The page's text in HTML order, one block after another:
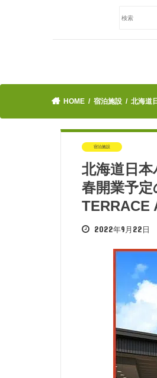
HOME 宿泊施設 北海道
宿泊施設
北海道日
春開業予
TERRACE
2022年9月22日